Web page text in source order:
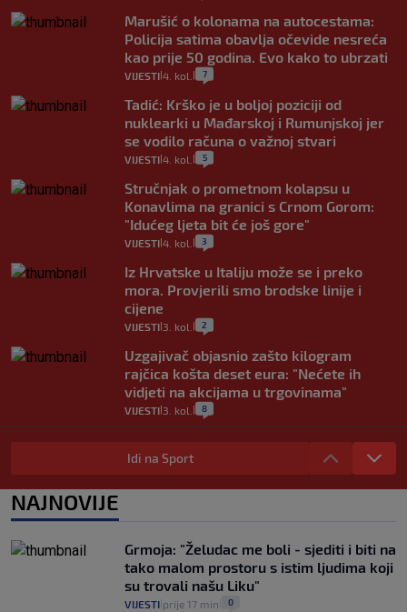
Marušić o kolonama na autocestama:
Policija satima obavlja očevide nesreća
kao prije 50 godina. Evo kako to ubrzati
VIJESTI 4. kol. 7
Tadić: Krško je u boljoj poziciji od
nuklearki u Mađarskoj i Rumunjskoj jer
se vodilo računa o važnoj stvari
VIJESTI 4. kol. 5
Stručnjak o prometnom kolapsu u
Konavlima na granici s Crnom Gorom:
"Idućeg ljeta bit će još gore"
VIJESTI 4. kol. 3
Iz Hrvatske u Italiju može se i preko
mora. Provjerili smo brodske linije i
cijene
VIJESTI 3. kol. 2
Uzgajivač objasnio zašto kilogram
rajčica košta deset eura: "Nećete ih
vidjeti na akcijama u trgovinama"
VIJESTI 3. kol. 8
Selidba je jedno od stresnijih iskustava.
Evo aktualnih cijena i nekoliko savjeta
0
automobilom na Hvar iz Zagreba, a
koliko iz Osijeka
14
Idi na Sport
NAJNOVIJE
Grmoja: "Želudac me boli - sjediti i biti na
tako malom prostoru s istim ljudima koji
su trovali našu Liku"
VIJESTI prije 17 min 0